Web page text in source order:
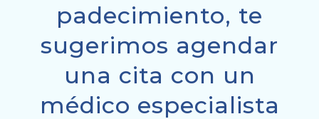
padecimiento, te
sugerimos agendar
una cita con un
médico especialista